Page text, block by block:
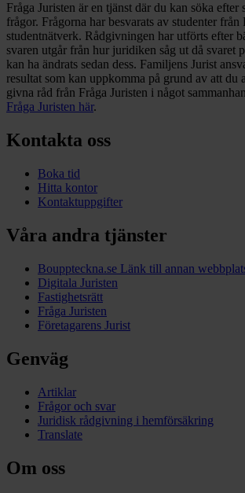
Fråga Juristen är en tjänst där du kan söka efter
frågor. Frågorna har besvarats av studenter från
studentnätverk. Rådgivningen har utförts efter
svaren utgår från hur juridiken såg ut då svaret
kan ha ändrats sedan dess. Familjens Jurist
resultat som kan uppkomma på grund av att du
givna råd från Fråga Juristen i något
Fråga Juristen här.
Kontakta oss
Boka tid
Hitta kontor
Kontaktuppgifter
Våra andra tjänster
Bouppteckna.se Länk till annan
Digitala Juristen
Fastighetsrätt
Fråga Juristen
Företagarens Jurist
Genväg
Artiklar
Frågor och svar
Juridisk rådgivning i hemförsäkring
Translate
Om oss